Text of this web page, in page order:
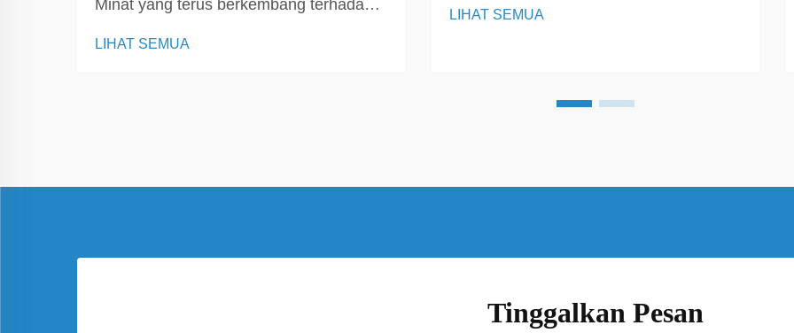
Minat yang terus berkembang terhadap
masyarakat memandang ruang-ruang
LIHAT SEMUA
yang sangat penting untuk
LIHAT SEMUA
Tinggalkan Pesan